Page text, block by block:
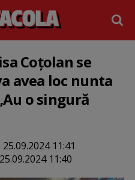
Coțolan se
avea loc nunta
o singură
25.09.2024 11:41
25.09.2024 11:40